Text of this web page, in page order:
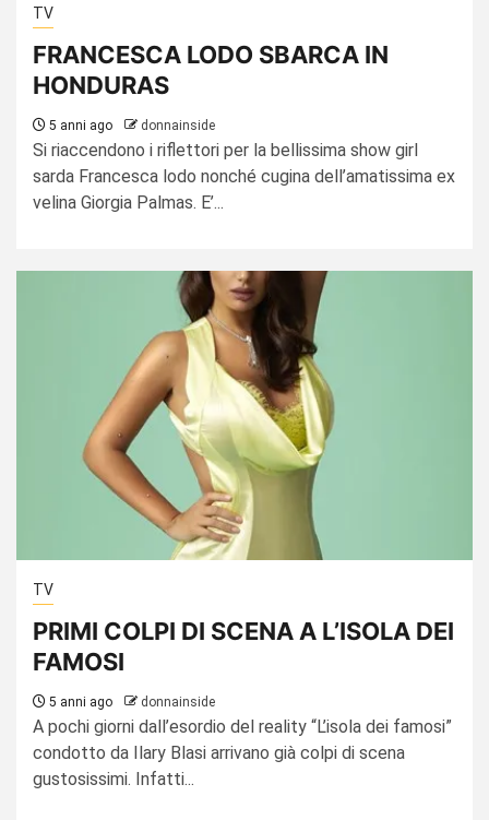
TV
FRANCESCA LODO SBARCA IN
HONDURAS
5 anni ago donnainside
Si riaccendono i riflettori per la bellissima show girl
sarda Francesca lodo nonché cugina dell’amatissima ex
velina Giorgia Palmas. E’...
TV
PRIMI COLPI DI SCENA A L’ISOLA DEI
FAMOSI
5 anni ago donnainside
A pochi giorni dall’esordio del reality “L’isola dei famosi”
condotto da Ilary Blasi arrivano già colpi di scena
gustosissimi. Infatti...